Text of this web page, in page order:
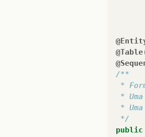
@Table
/**
*
*
*
*/
public